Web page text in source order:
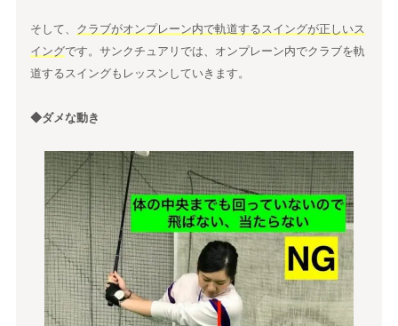
そして、 クラブがオンプレーン内で軌道するスイングが正しいス
イングです。サンクチュアリでは、オンプレーン内でクラブを軌
道するスイングもレッスンしていきます。
◆ダメな動き